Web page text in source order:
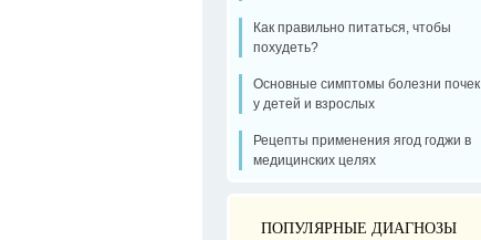
Как правильно питаться, чтобы
похудеть?
Основные симптомы болезни почек
у детей и взрослых
Рецепты применения ягод годжи в
медицинских целях
ПОПУЛЯРНЫЕ ДИАГНОЗЫ